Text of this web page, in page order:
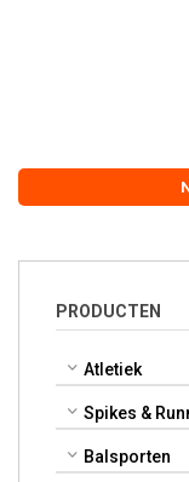
PRODUCTEN
Atletiek
Spikes &
Balsporten